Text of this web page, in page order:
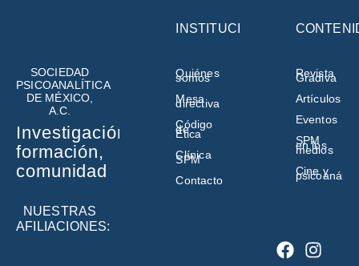
SOCIEDAD
PSICOANALÍTICA
DE MÉXICO,
A.C.
Investigación,
formación,
comunidad
NUESTRAS
AFILIACIONES:
INSTITUCIÓN
Quiénes
somos
Mesa
directiva
Código
de
Ética
Clínica
SPM
Contacto
Revista
Gradiva
Artículos
Eventos
SPM
en los
medios
Cine y